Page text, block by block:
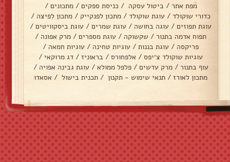
מפת אתר / ביטול עסקה / כניסת ספקים / מתכונים /
כדורי שוקולד / עוגת שוקולד / מתכון לפנקייק / מתכון לפיצה /
עוגת תפוזים / עוגה בחושה / עוגת שמרים / עוגת ביסקוויטים /
תפוח אדמה בתנור / שקשוקה / עוגת מספרים / מרק אפונה /
פריקסה / עוגת בננות / עוגיות טחינה / עוגיות חמאה /
עוגיות שוקולד צ׳יפס / אלפחורס / בראוניז / דג מרוקאי /
עוף בתנור / מרק עדשים / פלפל ממולא / עוגת גבינה אפויה /
מתכון לאורז / תנאי שימוש - תקנון / תכנית בישול / אסאדו